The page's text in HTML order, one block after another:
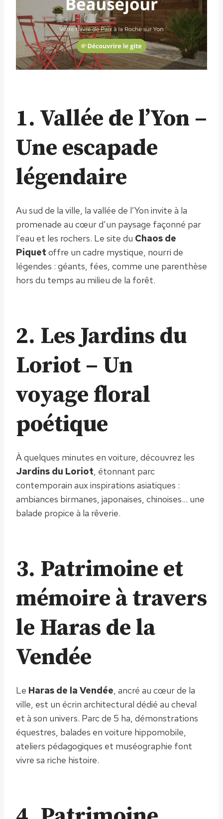
1. Vallée de l’Yon –
Une escapade
légendaire
Au sud de la ville, la vallée de l’Yon invite à la
promenade au cœur d’un paysage façonné par
l’eau et les rochers. Le site du Chaos de
Piquet offre un cadre mystique, nourri de
légendes : géants, fées, comme une parenthèse
hors du temps au milieu de la forêt.
2. Les Jardins du
Loriot – Un
voyage floral
poétique
À quelques minutes en voiture, découvrez les
Jardins du Loriot, étonnant parc
contemporain aux inspirations asiatiques :
ambiances birmanes, japonaises, chinoises… une
balade propice à la rêverie.
3. Patrimoine et
mémoire à travers
le Haras de la
Vendée
Le Haras de la Vendée, ancré au cœur de la
ville, est un écrin architectural dédié au cheval
et à son univers. Parc de 5 ha, démonstrations
équestres, balades en voiture hippomobile,
ateliers pédagogiques et muséographie font
vivre sa riche histoire.